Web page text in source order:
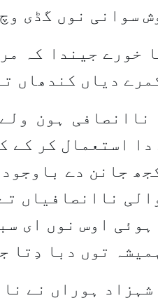
سوانی نوں گڈی
خورے جیندا کہ
دیاں کندھاں
ناانصافی ہون
دا استعمال کر کے
جانن دے
ناانصافیاں
ہوئی اوس نوں ای
توں دبا دِتا
شہزاد ہوراں نے